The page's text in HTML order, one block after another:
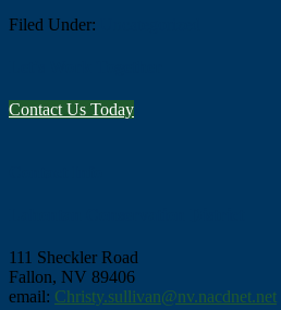
Filed Under:
Contact Us Today
111 Sheckler Road
Fallon, NV 89406
email: Christy.sullivan@nv.nacdnet.net